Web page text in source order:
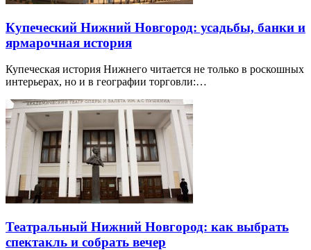
Купеческий Нижний Новгород: усадьбы, банки и
ярмарочная история
Купеческая история Нижнего читается не только в роскошных
интерьерах, но и в географии торговли:…
Театральный Нижний Новгород: как выбрать
спектакль и собрать вечер